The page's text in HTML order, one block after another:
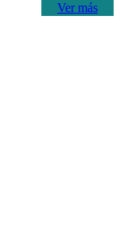
Ver más